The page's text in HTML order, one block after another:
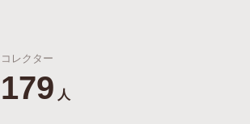
コレクター
179 人